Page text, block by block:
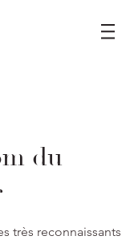
du
très reconnaissants